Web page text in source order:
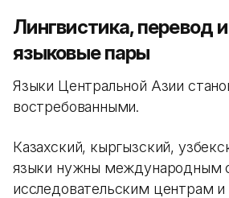
Лингвистика, перевод
языковые пары
Языки Центральной Азии
востребованными.
Казахский, кыргызский,
языки нужны международным
исследовательским центрам и